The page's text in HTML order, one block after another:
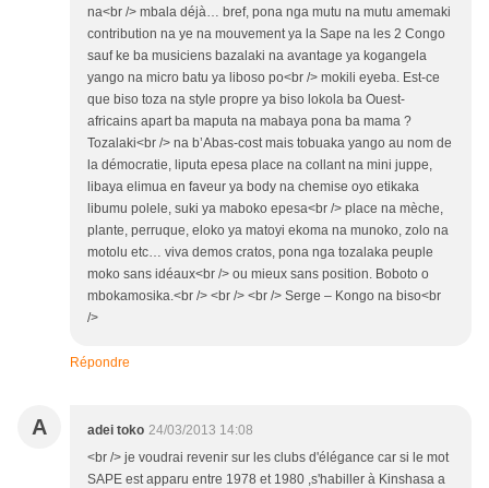
na<br /> mbala déjà… bref, pona nga mutu na mutu amemaki
contribution na ye na mouvement ya la Sape na les 2 Congo
sauf ke ba musiciens bazalaki na avantage ya kogangela
yango na micro batu ya liboso po<br /> mokili eyeba. Est-ce
que biso toza na style propre ya biso lokola ba Ouest-
africains apart ba maputa na mabaya pona ba mama ?
Tozalaki<br /> na b’Abas-cost mais tobuaka yango au nom de
la démocratie, liputa epesa place na collant na mini juppe,
libaya elimua en faveur ya body na chemise oyo etikaka
libumu polele, suki ya maboko epesa<br /> place na mèche,
plante, perruque, eloko ya matoyi ekoma na munoko, zolo na
motolu etc… viva demos cratos, pona nga tozalaka peuple
moko sans idéaux<br /> ou mieux sans position. Boboto o
mbokamosika.<br /> <br /> <br /> Serge – Kongo na biso<br
/>
Répondre
A adei toko 24/03/2013 14:08
<br /> je voudrai revenir sur les clubs d'élégance car si le mot
SAPE est apparu entre 1978 et 1980 ,s'habiller à Kinshasa a